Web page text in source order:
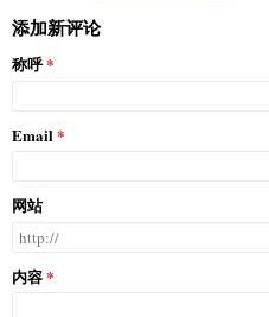
添加新评论
称呼
Email
网站
内容